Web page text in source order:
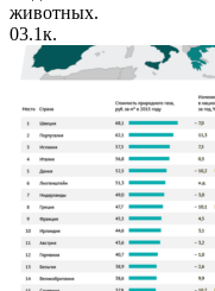
животных.
03.1к.